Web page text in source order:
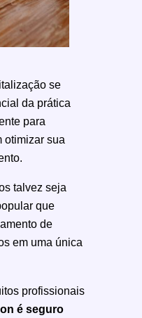
se
da prática
para
otimizar sua
talvez seja
que
de
em uma única
profissionais
é seguro